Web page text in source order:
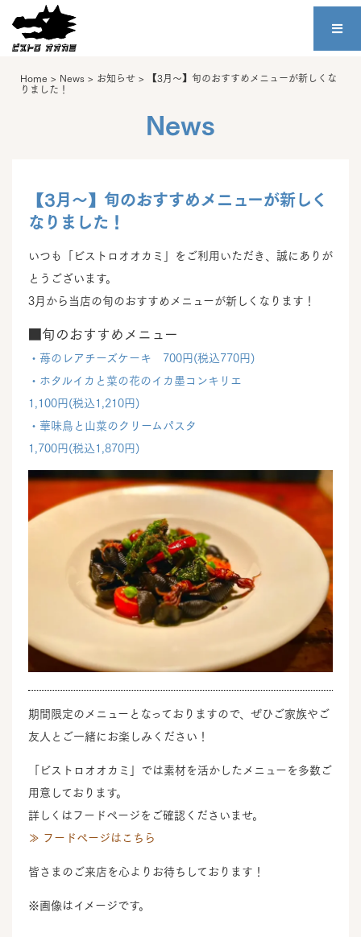
Home > News > お知らせ > 【3月～】旬のおすすめメニューが新しくな
りました！
News
【3月～】旬のおすすめメニューが新しく
なりました！
いつも「ビストロオオカミ」をご利用いただき、誠にありが
とうございます。
3月から当店の旬のおすすめメニューが新しくなります！
■旬のおすすめメニュー
・苺のレアチーズケーキ 700円(税込770円)
・ホタルイカと菜の花のイカ墨コンキリエ
1,100円(税込1,210円)
・華味鳥と山菜のクリームパスタ
1,700円(税込1,870円)
期間限定のメニューとなっておりますので、ぜひご家族やご
友人とご一緒にお楽しみください！
「ビストロオオカミ」では素材を活かしたメニューを多数ご
用意しております。
詳しくはフードページをご確認くださいませ。
≫ フードページはこちら
皆さまのご来店を心よりお待ちしております！
※画像はイメージです。